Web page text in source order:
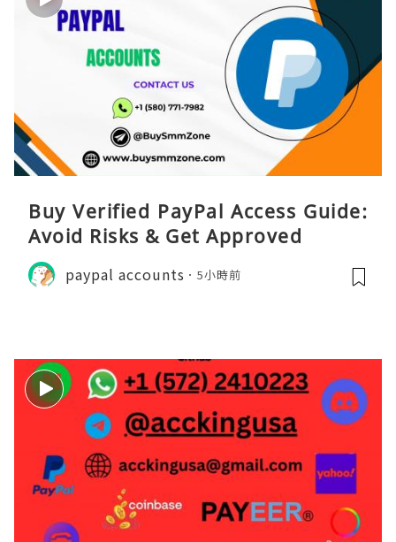
Buy Verified PayPal Access Guide:
Avoid Risks & Get Approved
paypal accounts 5小時前